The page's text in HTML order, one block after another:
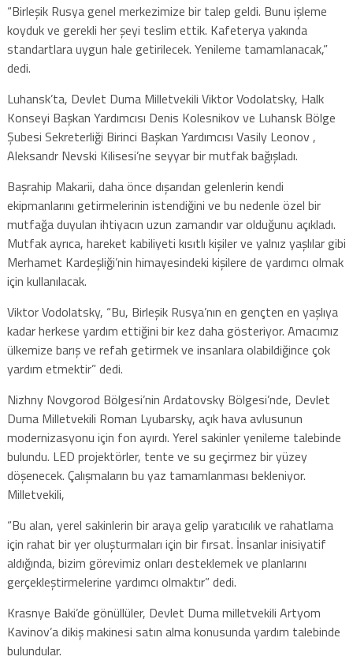
“Birleşik Rusya genel merkezimize bir talep geldi. Bunu işleme
koyduk ve gerekli her şeyi teslim ettik. Kafeterya yakında
standartlara uygun hale getirilecek. Yenileme tamamlanacak,”
dedi.
Luhansk’ta, Devlet Duma Milletvekili Viktor Vodolatsky, Halk
Konseyi Başkan Yardımcısı Denis Kolesnikov ve Luhansk Bölge
Şubesi Sekreterliği Birinci Başkan Yardımcısı Vasily Leonov ,
Aleksandr Nevski Kilisesi’ne seyyar bir mutfak bağışladı.
Başrahip Makarii, daha önce dışarıdan gelenlerin kendi
ekipmanlarını getirmelerinin istendiğini ve bu nedenle özel bir
mutfağa duyulan ihtiyacın uzun zamandır var olduğunu açıkladı.
Mutfak ayrıca, hareket kabiliyeti kısıtlı kişiler ve yalnız yaşlılar gibi
Merhamet Kardeşliği’nin himayesindeki kişilere de yardımcı olmak
için kullanılacak.
Viktor Vodolatsky, “Bu, Birleşik Rusya’nın en gençten en yaşlıya
kadar herkese yardım ettiğini bir kez daha gösteriyor. Amacımız
ülkemize barış ve refah getirmek ve insanlara olabildiğince çok
yardım etmektir” dedi.
Nizhny Novgorod Bölgesi’nin Ardatovsky Bölgesi’nde, Devlet
Duma Milletvekili Roman Lyubarsky, açık hava avlusunun
modernizasyonu için fon ayırdı. Yerel sakinler yenileme talebinde
bulundu. LED projektörler, tente ve su geçirmez bir yüzey
döşenecek. Çalışmaların bu yaz tamamlanması bekleniyor.
Milletvekili,
“Bu alan, yerel sakinlerin bir araya gelip yaratıcılık ve rahatlama
için rahat bir yer oluşturmaları için bir fırsat. İnsanlar inisiyatif
aldığında, bizim görevimiz onları desteklemek ve planlarını
gerçekleştirmelerine yardımcı olmaktır” dedi.
Krasnye Baki’de gönüllüler, Devlet Duma milletvekili Artyom
Kavinov’a dikiş makinesi satın alma konusunda yardım talebinde
bulundular.